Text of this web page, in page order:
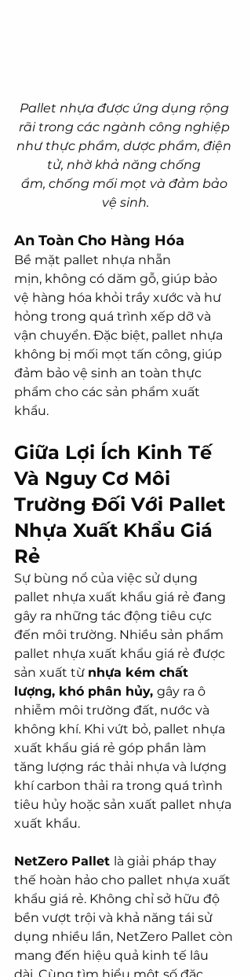
Pallet nhựa được ứng dụng rộng
rãi trong các ngành công nghiệp
như thực phẩm, dược phẩm, điện
tử, nhờ khả năng chống
ẩm, chống mối mọt và đảm bảo
vệ sinh.
An Toàn Cho Hàng Hóa
Bề mặt pallet nhựa nhẵn
mịn, không có dăm gỗ, giúp bảo
vệ hàng hóa khỏi trầy xước và hư
hỏng trong quá trình xếp dỡ và
vận chuyển. Đặc biệt, pallet nhựa
không bị mối mọt tấn công, giúp
đảm bảo vệ sinh an toàn thực
phẩm cho các sản phẩm xuất
khẩu.
Giữa Lợi Ích Kinh Tế
Và Nguy Cơ Môi
Trường Đối Với Pallet
Nhựa Xuất Khẩu Giá
Rẻ
Sự bùng nổ của việc sử dụng
pallet nhựa xuất khẩu giá rẻ đang
gây ra những tác động tiêu cực
đến môi trường. Nhiều sản phẩm
pallet nhựa xuất khẩu giá rẻ được
sản xuất từ nhựa kém chất
lượng, khó phân hủy, gây ra ô
nhiễm môi trường đất, nước và
không khí. Khi vứt bỏ, pallet nhựa
xuất khẩu giá rẻ góp phần làm
tăng lượng rác thải nhựa và lượng
khí carbon thải ra trong quá trình
tiêu hủy hoặc sản xuất pallet nhựa
xuất khẩu.
NetZero Pallet là giải pháp thay
thế hoàn hảo cho pallet nhựa xuất
khẩu giá rẻ. Không chỉ sở hữu độ
bền vượt trội và khả năng tái sử
dụng nhiều lần, NetZero Pallet còn
mang đến hiệu quả kinh tế lâu